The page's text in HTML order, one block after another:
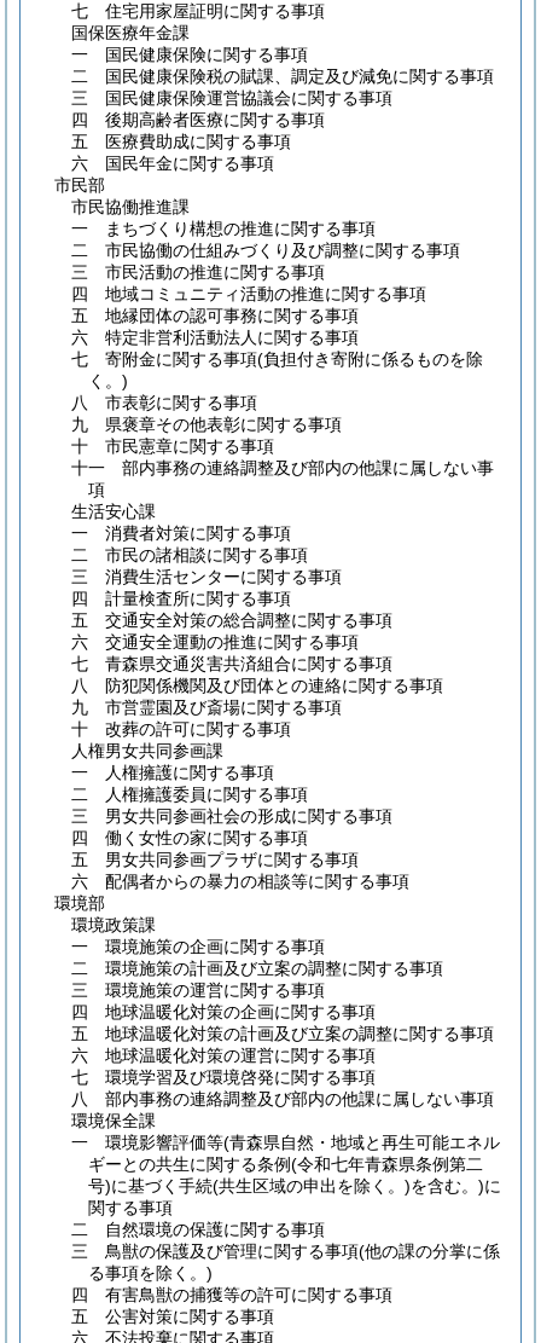
七 住宅用家屋証明に関する事項
国保医療年金課
一 国民健康保険に関する事項
二 国民健康保険税の賦課、調定及び減免に関する事項
三 国民健康保険運営協議会に関する事項
四 後期高齢者医療に関する事項
五 医療費助成に関する事項
六 国民年金に関する事項
市民部
市民協働推進課
一 まちづくり構想の推進に関する事項
二 市民協働の仕組みづくり及び調整に関する事項
三 市民活動の推進に関する事項
四 地域コミュニティ活動の推進に関する事項
五 地縁団体の認可事務に関する事項
六 特定非営利活動法人に関する事項
七 寄附金に関する事項(負担付き寄附に係るものを除
く。)
八 市表彰に関する事項
九 県褒章その他表彰に関する事項
十 市民憲章に関する事項
十一 部内事務の連絡調整及び部内の他課に属しない事
項
生活安心課
一 消費者対策に関する事項
二 市民の諸相談に関する事項
三 消費生活センターに関する事項
四 計量検査所に関する事項
五 交通安全対策の総合調整に関する事項
六 交通安全運動の推進に関する事項
七 青森県交通災害共済組合に関する事項
八 防犯関係機関及び団体との連絡に関する事項
九 市営霊園及び斎場に関する事項
十 改葬の許可に関する事項
人権男女共同参画課
一 人権擁護に関する事項
二 人権擁護委員に関する事項
三 男女共同参画社会の形成に関する事項
四 働く女性の家に関する事項
五 男女共同参画プラザに関する事項
六 配偶者からの暴力の相談等に関する事項
環境部
環境政策課
一 環境施策の企画に関する事項
二 環境施策の計画及び立案の調整に関する事項
三 環境施策の運営に関する事項
四 地球温暖化対策の企画に関する事項
五 地球温暖化対策の計画及び立案の調整に関する事項
六 地球温暖化対策の運営に関する事項
七 環境学習及び環境啓発に関する事項
八 部内事務の連絡調整及び部内の他課に属しない事項
環境保全課
一 環境影響評価等(青森県自然・地域と再生可能エネル
ギーとの共生に関する条例(令和七年青森県条例第二
号)に基づく手続(共生区域の申出を除く。)を含む。)に
関する事項
二 自然環境の保護に関する事項
三 鳥獣の保護及び管理に関する事項(他の課の分掌に係
る事項を除く。)
四 有害鳥獣の捕獲等の許可に関する事項
五 公害対策に関する事項
六 不法投棄に関する事項